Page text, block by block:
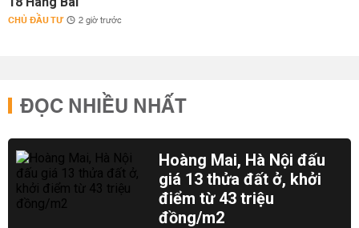
CHỦ ĐẦU TƯ 2 giờ trước
ĐỌC NHIỀU NHẤT
Hoàng Mai, Hà Nội đấu
giá 13 thửa đất ở, khởi
điểm từ 43 triệu
đồng/m2